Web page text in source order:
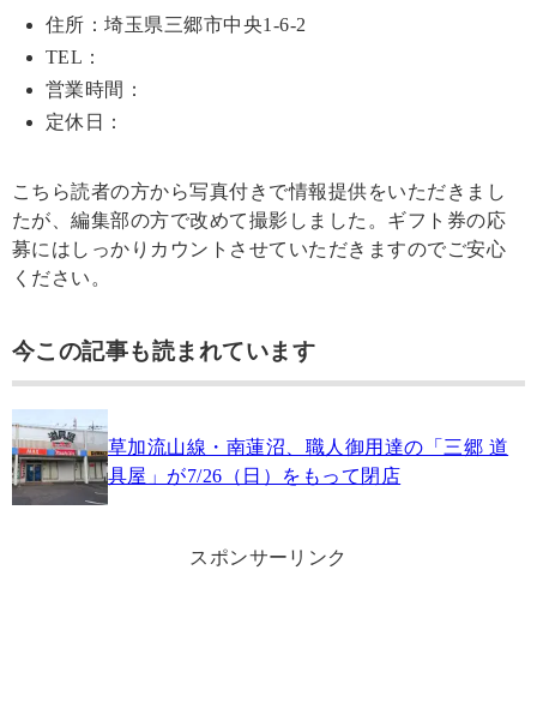
住所：埼玉県三郷市中央1-6-2
TEL：
営業時間：
定休日：
こちら読者の方から写真付きで情報提供をいただきまし
たが、編集部の方で改めて撮影しました。ギフト券の応
募にはしっかりカウントさせていただきますのでご安心
ください。
今この記事も読まれています
草加流山線・南蓮沼、職人御用達の「三郷 道
具屋」が7/26（日）をもって閉店
スポンサーリンク